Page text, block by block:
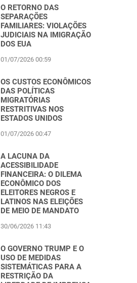
O RETORNO DAS
SEPARAÇÕES
FAMILIARES: VIOLAÇÕES
JUDICIAIS NA IMIGRAÇÃO
DOS EUA
01/07/2026 00:59
OS CUSTOS ECONÔMICOS
DAS POLÍTICAS
MIGRATÓRIAS
RESTRITIVAS NOS
ESTADOS UNIDOS
01/07/2026 00:47
A LACUNA DA
ACESSIBILIDADE
FINANCEIRA: O DILEMA
ECONÔMICO DOS
ELEITORES NEGROS E
LATINOS NAS ELEIÇÕES
DE MEIO DE MANDATO
30/06/2026 11:43
O GOVERNO TRUMP E O
USO DE MEDIDAS
SISTEMÁTICAS PARA A
RESTRIÇÃO DA